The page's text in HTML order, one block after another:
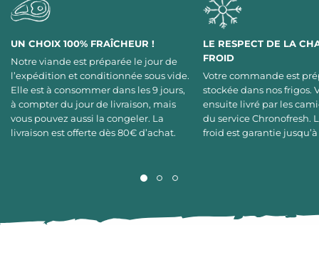
UN CHOIX 100% FRAÎCHEUR !
Notre viande est préparée le jour de
l’expédition et conditionnée sous vide.
Elle est à consommer dans les 9 jours,
à compter du jour de livraison, mais
vous pouvez aussi la congeler. La
livraison est offerte dès 80€ d’achat.
LE RESPECT DE LA
FROID
Votre commande est
stockée dans nos frigos.
ensuite livré par les
du service Chronofresh.
froid est garantie